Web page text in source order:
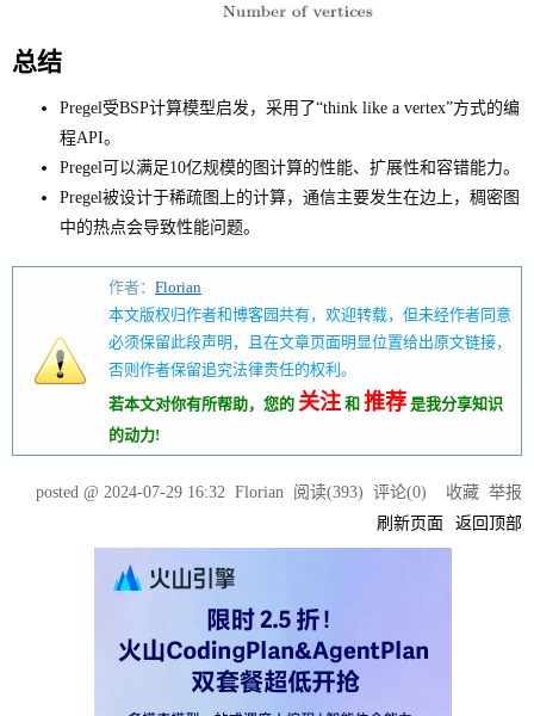
总结
Pregel受BSP计算模型启发，采用了“think like a vertex”方式的编
程API。
Pregel可以满足10亿规模的图计算的性能、扩展性和容错能力。
Pregel被设计于稀疏图上的计算，通信主要发生在边上，稠密图
中的热点会导致性能问题。
作者： Florian
本文版权归作者和博客园共有，欢迎转载，但未经作者同意
必须保留此段声明，且在文章页面明显位置给出原文链接，
否则作者保留追究法律责任的权利。
若本文对你有所帮助，您的 关注 和 推荐 是我分享知识
的动力!
posted @ 2024-07-29 16:32 Florian 阅读(393) 评论(0) 收藏 举报
刷新页面
返回顶部